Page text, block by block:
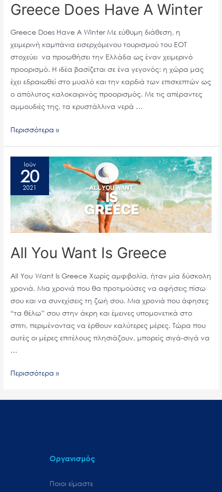
Greece Does Have A Winter
Greece Does Have A Winter Με εύθυμη διάθεση, η
χειμερινή καμπάνια εισερχόμενου τουρισμού του ΕΟΤ
στοχεύει να προωθήσει την Ελλάδα ως έναν χειμερινό
προορισμό. Η ιδέα βασίζεται σε ένα γεγονός: η χώρα μας
έχει εδραιωθεί στο μυαλό και την καρδιά των επισκεπτών ως
ο απόλυτος καλοκαιρινός προορισμός. Με τις απέραντες
αμμουδιές της, τα κρυστάλλινα νερά …
Περισσότερα »
Ιούν
20
2021
All You Want Is Greece
All You Want Is Greece Χωρίς αμφιβολία, ήταν μία δύσκολη
χρονιά. Μια χρονιά που θα προτιμούσες να αφήσεις πίσω
σου και να συνεχίσεις τη ζωή σου. Μια χρονιά που άφησες
“τα θέλω” σου στην άκρη και έμεινες υπομονετικά στο
σπιτι, περιμένοντας να έρθουν καλύτερες μέρες. Τώρα που
αυτές οι μέρες επιτέλους πλησιάζουν, μπορείς σιγά-σιγά να
…
Want
Greece
Περισσότερα »
Οργανισμός
Ποιοι είμαστε